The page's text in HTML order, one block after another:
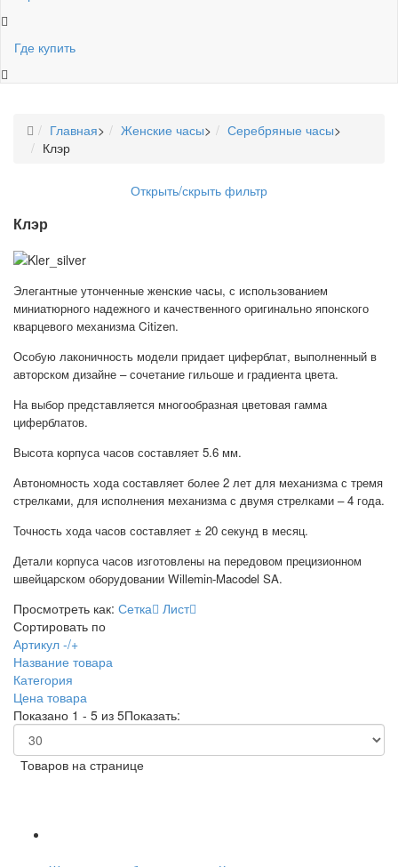
Где купить
Главная> Женские часы> Серебряные часы>
Клэр
Открыть/скрыть фильтр
Клэр
Элегантные утонченные женские часы, с использованием
миниатюрного надежного и качественного оригинально японского
кварцевого механизма Citizen.
Особую лаконичность модели придает циферблат, выполненный в
авторском дизайне –сочетание гильоше и градиента цвета.
На выбор представляется многообразная цветовая гамма
циферблатов.
Высота корпуса часов составляет 5.6 мм.
Автономность хода составляет более 2 лет для механизма с тремя
стрелками, для исполнения механизма с двумя стрелками – 4 года.
Точность хода часов составляет ± 20 секунд в месяц.
Детали корпуса часов изготовлены на передовом прецизионном
швейцарском оборудовании Willemin-Macodel SA.
Просмотреть как: Сетка
Лист
Сортировать по
Артикул -/+
Название товара
Категория
Цена товара
Показано 1 - 5 из 5Показать:
Товаров на странице